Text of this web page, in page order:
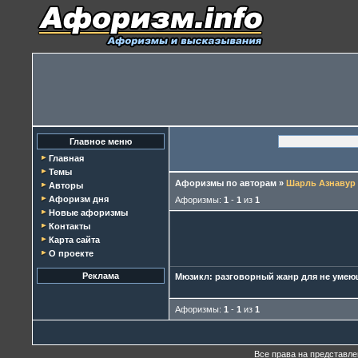
Главное меню
Главная
Темы
Авторы
Афоризм дня
Новые афоризмы
Контакты
Карта сайта
О проекте
Реклама
Афоризмы по авторам » Шарль Азнавур
Афоризмы: 1 - 1 из 1
Мюзикл: разговорный жанр для не
Афоризмы: 1 - 1 из 1
Все права на